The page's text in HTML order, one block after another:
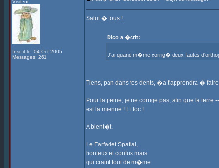
Visiteur
Inscrit le: 04 Oct 2005
Messages: 261
Salut � tous !
Dico a �crit:
J'ai quand m�me corrig� deux fautes
Tiens, pan dans tes dents, �a t'apprendra �
Pour la peine, je ne corrige pas, afin que la
est la mienne ! Et toc !
A bient�t.
Le Farfadet Spatial,
honteux et confus mais
qui craint tout de m�me